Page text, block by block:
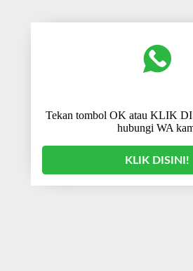
Tekan tombol OK atau KLIK
hubungi WA
KLIK DISINI!